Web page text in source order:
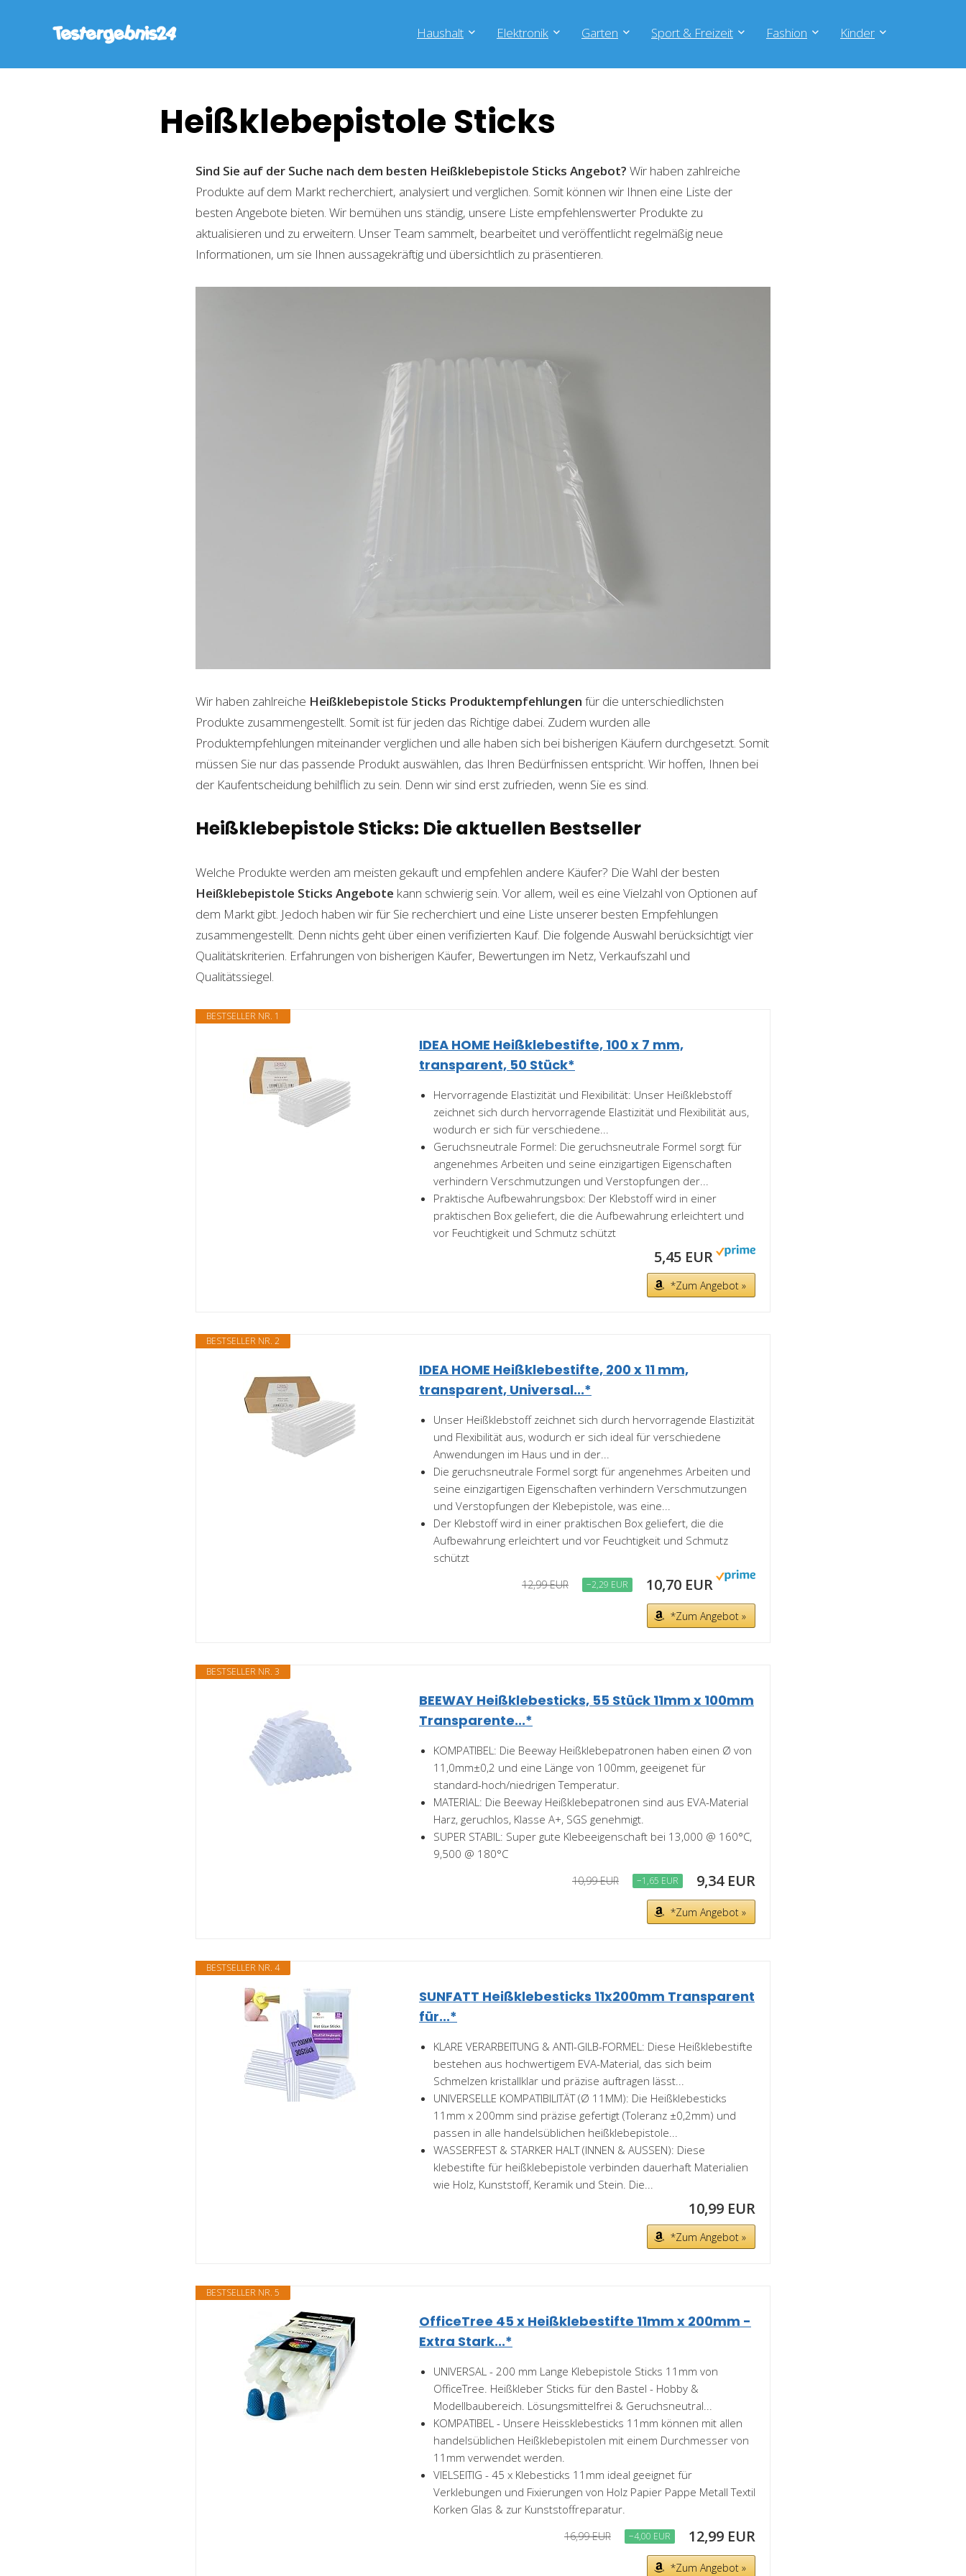
Haushalt Elektronik Garten Sport & Freizeit Fashion Kinder
Heißklebepistole Sticks
Sind Sie auf der Suche nach dem besten Heißklebepistole Sticks Angebot? Wir haben zahlreiche
Produkte auf dem Markt recherchiert, analysiert und verglichen. Somit können wir Ihnen eine Liste der
besten Angebote bieten. Wir bemühen uns ständig, unsere Liste empfehlenswerter Produkte zu
aktualisieren und zu erweitern. Unser Team sammelt, bearbeitet und veröffentlicht regelmäßig neue
Informationen, um sie Ihnen aussagekräftig und übersichtlich zu präsentieren.
Wir haben zahlreiche Heißklebepistole Sticks Produktempfehlungen für die unterschiedlichsten
Produkte zusammengestellt. Somit ist für jeden das Richtige dabei. Zudem wurden alle
Produktempfehlungen miteinander verglichen und alle haben sich bei bisherigen Käufern durchgesetzt. Somit
müssen Sie nur das passende Produkt auswählen, das Ihren Bedürfnissen entspricht. Wir hoffen, Ihnen bei
der Kaufentscheidung behilflich zu sein. Denn wir sind erst zufrieden, wenn Sie es sind.
Heißklebepistole Sticks: Die aktuellen Bestseller
Welche Produkte werden am meisten gekauft und empfehlen andere Käufer? Die Wahl der besten
Heißklebepistole Sticks Angebote kann schwierig sein. Vor allem, weil es eine Vielzahl von Optionen auf
dem Markt gibt. Jedoch haben wir für Sie recherchiert und eine Liste unserer besten Empfehlungen
zusammengestellt. Denn nichts geht über einen verifizierten Kauf. Die folgende Auswahl berücksichtigt vier
Qualitätskriterien. Erfahrungen von bisherigen Käufer, Bewertungen im Netz, Verkaufszahl und
Qualitätssiegel.
BESTSELLER NR. 1
IDEA HOME Heißklebestifte, 100 x 7 mm,
transparent, 50 Stück*
Hervorragende Elastizität und Flexibilität: Unser Heißklebstoff
zeichnet sich durch hervorragende Elastizität und Flexibilität aus,
wodurch er sich für verschiedene...
Geruchsneutrale Formel: Die geruchsneutrale Formel sorgt für
angenehmes Arbeiten und seine einzigartigen Eigenschaften
verhindern Verschmutzungen und Verstopfungen der...
Praktische Aufbewahrungsbox: Der Klebstoff wird in einer
praktischen Box geliefert, die die Aufbewahrung erleichtert und
vor Feuchtigkeit und Schmutz schützt
5,45 EUR
*Zum Angebot »
BESTSELLER NR. 2
IDEA HOME Heißklebestifte, 200 x 11 mm,
transparent, Universal...*
Unser Heißklebstoff zeichnet sich durch hervorragende Elastizität
und Flexibilität aus, wodurch er sich ideal für verschiedene
Anwendungen im Haus und in der...
Die geruchsneutrale Formel sorgt für angenehmes Arbeiten und
seine einzigartigen Eigenschaften verhindern Verschmutzungen
und Verstopfungen der Klebepistole, was eine...
Der Klebstoff wird in einer praktischen Box geliefert, die die
Aufbewahrung erleichtert und vor Feuchtigkeit und Schmutz
schützt
12,99 EUR −2,29 EUR 10,70 EUR
*Zum Angebot »
BESTSELLER NR. 3
BEEWAY Heißklebesticks, 55 Stück 11mm x 100mm
Transparente...*
KOMPATIBEL: Die Beeway Heißklebepatronen haben einen Ø von
11,0mm±0,2 und eine Länge von 100mm, geeigenet für
standard-hoch/niedrigen Temperatur.
MATERIAL: Die Beeway Heißklebepatronen sind aus EVA-Material
Harz, geruchlos, Klasse A+, SGS genehmigt.
SUPER STABIL: Super gute Klebeeigenschaft bei 13,000 @ 160°C,
9,500 @ 180°C
10,99 EUR −1,65 EUR 9,34 EUR
*Zum Angebot »
BESTSELLER NR. 4
SUNFATT Heißklebesticks 11x200mm Transparent
für...*
KLARE VERARBEITUNG & ANTI-GILB-FORMEL: Diese Heißklebestifte
bestehen aus hochwertigem EVA-Material, das sich beim
Schmelzen kristallklar und präzise auftragen lässt...
UNIVERSELLE KOMPATIBILITÄT (Ø 11MM): Die Heißklebesticks
11mm x 200mm sind präzise gefertigt (Toleranz ±0,2mm) und
passen in alle handelsüblichen heißklebepistole...
WASSERFEST & STARKER HALT (INNEN & AUSSEN): Diese
klebestifte für heißklebepistole verbinden dauerhaft Materialien
wie Holz, Kunststoff, Keramik und Stein. Die...
10,99 EUR
*Zum Angebot »
BESTSELLER NR. 5
OfficeTree 45 x Heißklebestifte 11mm x 200mm -
Extra Stark...*
UNIVERSAL - 200 mm Lange Klebepistole Sticks 11mm von
OfficeTree. Heißkleber Sticks für den Bastel - Hobby &
Modellbaubereich. Lösungsmittelfrei & Geruchsneutral...
KOMPATIBEL - Unsere Heissklebesticks 11mm können mit allen
handelsüblichen Heißklebepistolen mit einem Durchmesser von
11mm verwendet werden.
VIELSEITIG - 45 x Klebesticks 11mm ideal geeignet für
Verklebungen und Fixierungen von Holz Papier Pappe Metall Textil
Korken Glas & zur Kunststoffreparatur.
16,99 EUR −4,00 EUR 12,99 EUR
*Zum Angebot »